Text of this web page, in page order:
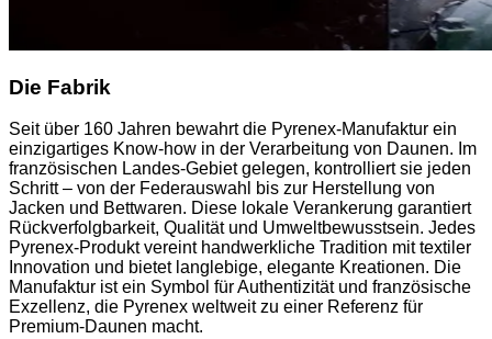
Die Fabrik
Seit über 160 Jahren bewahrt die Pyrenex-Manufaktur ein
einzigartiges Know-how in der Verarbeitung von Daunen. Im
französischen Landes-Gebiet gelegen, kontrolliert sie jeden
Schritt – von der Federauswahl bis zur Herstellung von
Jacken und Bettwaren. Diese lokale Verankerung garantiert
Rückverfolgbarkeit, Qualität und Umweltbewusstsein. Jedes
Pyrenex-Produkt vereint handwerkliche Tradition mit textiler
Innovation und bietet langlebige, elegante Kreationen. Die
Manufaktur ist ein Symbol für Authentizität und französische
Exzellenz, die Pyrenex weltweit zu einer Referenz für
Premium-Daunen macht.